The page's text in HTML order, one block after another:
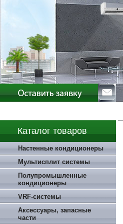
Каталог товаров
Настенные кондиционеры
Мультисплит системы
Полупромышленные
кондиционеры
VRF-системы
Аксессуары, запасные
части